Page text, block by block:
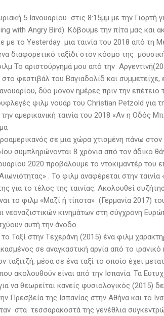
5 Ιανουαρίου στις 8:15μμ με την Γιορτή
with Angry Bird). Κόβουμε την πίτα μας και
με το Yesterday μια ταινία του 2018 από τη
διαφορετικό ταξίδι στον κόσμο της
Το αριστούργημά μου από την
φεστιβάλ του Βαγιαδολίδ και συμμετείχε,
δύο μόνον ημέρες πριν την
φιλμ νουάρ του Christian Petzold για
αμερικανική ταινία του 2018 «Αν η Οδός
σε μια χώρα χτισμένη πάνω στον
συμπληρώνονται 8 χρόνια από τον άδικο
2020 προβάλουμε το ντοκιμαντέρ του
. Το φιλμ αναφέρεται στην
για το τέλος της ταινίας. Ακολουθεί
το φιλμ «Μαζί ή τίποτα» (Γερμανία 2017)
νεοναζιστικών κινημάτων στη σύγχρονη
αυτή την άνοδο.
Ταξί στην Tεχεράνη (2015) ένα φιλμ
σε αναγκαστική αργία από το
ταξιτζή, μέσα σε ένα ταξί το οποίο έχει
ακολουθούν είναι από την Ισπανία. Τα
να θεωρείται κανείς φυσιολογικός (2015)
Πρεσβεία της Ισπανίας στην Αθήνα και το
στα τεσσαρακοστά της γενέθλια